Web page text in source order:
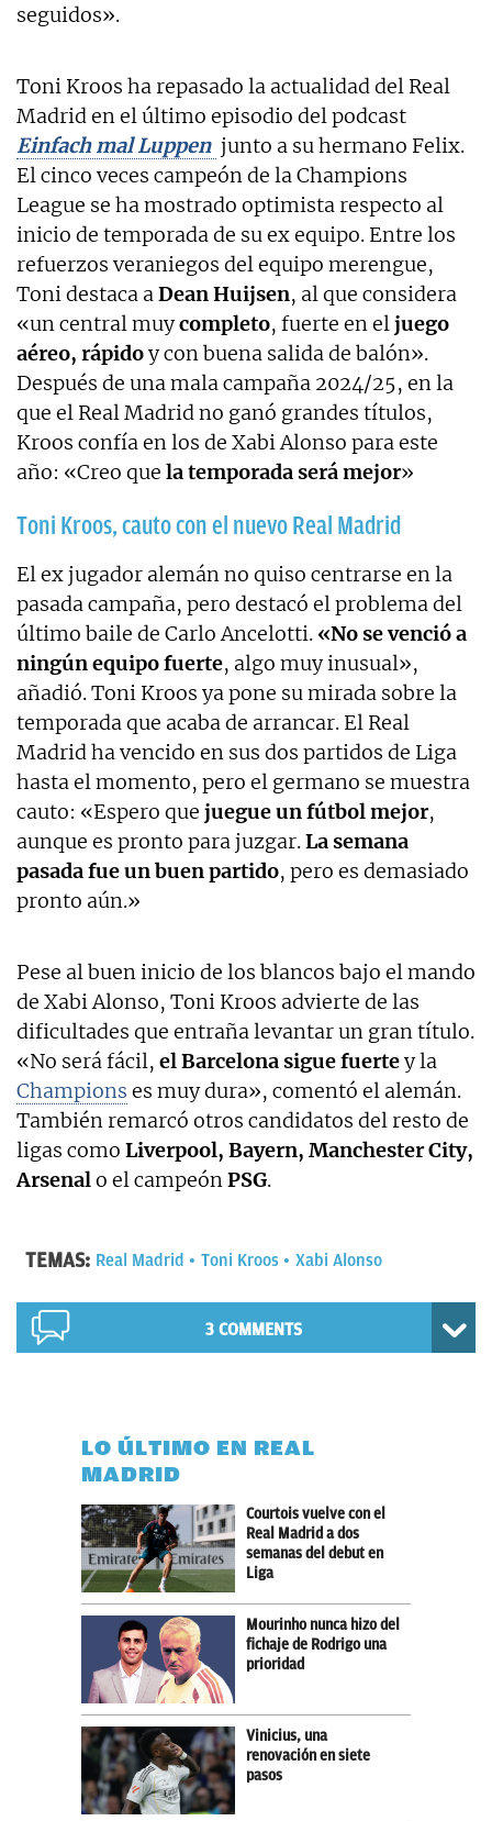
seguidos».
Toni Kroos ha repasado la actualidad del Real
Madrid en el último episodio del podcast
Einfach mal Luppen junto a su hermano Felix.
El cinco veces campeón de la Champions
League se ha mostrado optimista respecto al
inicio de temporada de su ex equipo. Entre los
refuerzos veraniegos del equipo merengue,
Toni destaca aDean Huijsen, al que considera
«un central muycompleto, fuerte en eljuego
aéreo, rápidoy con buena salida de balón».
Después de una mala campaña 2024/25, en la
que el Real Madrid no ganó grandes títulos,
Kroos confía en los de Xabi Alonso para este
año: «Creo que la temporada será mejor»
Toni Kroos, cauto con el nuevo Real Madrid
El ex jugador alemán no quiso centrarse en la
pasada campaña, pero destacó el problema del
último baile de Carlo Ancelotti. «No se venció a
ningún equipo fuerte, algo muy inusual»,
añadió. Toni Kroos ya pone su mirada sobre la
temporada que acaba de arrancar. El Real
Madrid ha vencido en sus dos partidos de Liga
hasta el momento, pero el germano se muestra
cauto: «Espero que juegue un fútbol mejor,
aunque es pronto para juzgar.La semana
pasada fue un buen partido, pero es demasiado
pronto aún.»
Pese al buen inicio de los blancos bajo el mando
de Xabi Alonso, Toni Kroos advierte de las
dificultades que entraña levantar un gran título.
«No será fácil, el Barcelona sigue fuertey la
Champions es muy dura», comentó el alemán.
También remarcó otros candidatos del resto de
ligas como Liverpool, Bayern, Manchester City,
Arsenalo el campeónPSG.
TEMAS: Real Madrid Toni Kroos Xabi Alonso
3 COMMENTS
LO ÚLTIMO EN REAL
MADRID
Courtois vuelve con el
Real Madrid a dos
semanas del debut en
Liga
Mourinho nunca hizo del
fichaje de Rodrigo una
prioridad
Vinicius, una
renovación en siete
pasos